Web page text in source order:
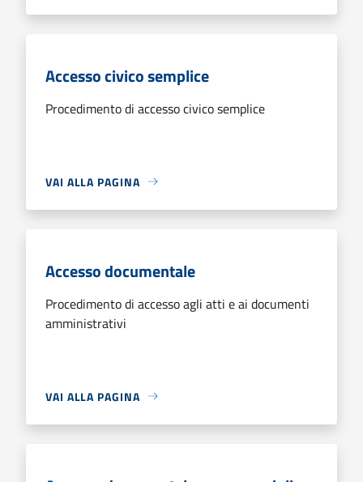
Accesso civico semplice
Procedimento di accesso civico semplice
VAI ALLA PAGINA
Accesso documentale
Procedimento di accesso agli atti e ai documenti
amministrativi
VAI ALLA PAGINA